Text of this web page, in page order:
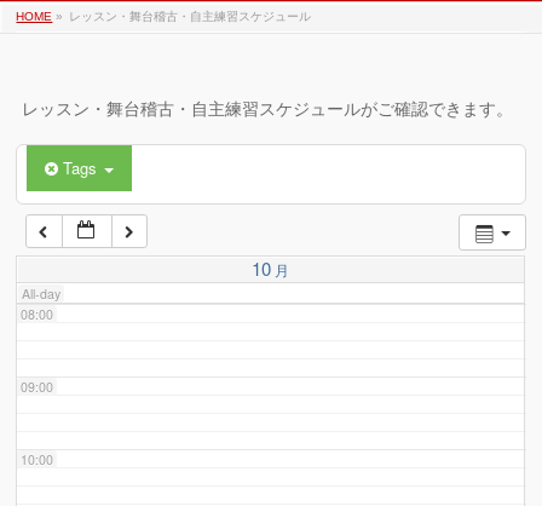
HOME » レッスン・舞台稽古・自主練習スケジュール
レッスン・舞台稽古・自主練習スケジュールがご確認できます。
Tags
10 月
All-day
04:00
06:00
07:00
08:00
09:00
10:00